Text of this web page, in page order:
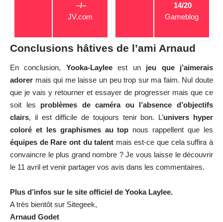
–/–
JV.com
14/20
Gameblog
Conclusions hâtives de l’ami Arnaud
En conclusion, Yooka-Layleeest un jeu que j’aimerais
adorer mais qui me laisse un peu trop sur ma faim. Nul doute
que je vais y retourner et essayer de progresser mais que ce
soit les problèmes de caméra ou l’absence d’objectifs
clairs, il est difficile de toujours tenir bon. L’univers hyper
coloré et les graphismes au top nous rappellent que les
équipes de Rare ont du talent mais est-ce que cela suffira à
convaincre le plus grand nombre ? Je vous laisse le découvrir
le 11 avril et venir partager vos avis dans les commentaires.
Plus d’infos sur le site officiel de Yooka Laylee.
A très bientôt sur Sitegeek,
Arnaud Godet